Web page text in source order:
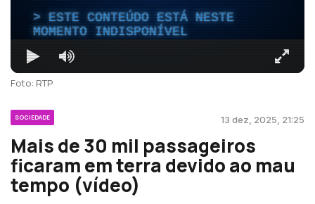
ESTE CONTEÚDO ESTÁ NESTE
MOMENTO INDISPONÍVEL
Foto: RTP
SOCIEDADE 13 dez, 2025, 21:25
Mais de 30 mil passageiros
ficaram em terra devido ao mau
tempo (vídeo)